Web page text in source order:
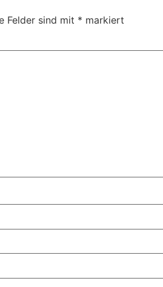
Felder sind mit * markiert